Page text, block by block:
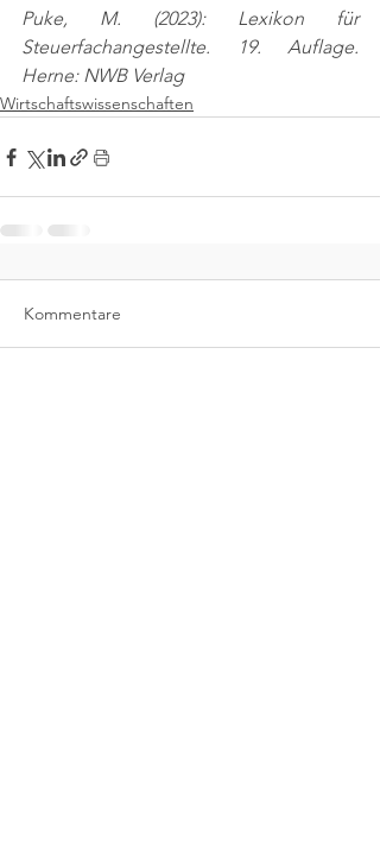
Puke, M. (2023): Lexikon für
Steuerfachangestellte. 19. Auflage.
Herne: NWB Verlag
Wirtschaftswissenschaften
Kommentare